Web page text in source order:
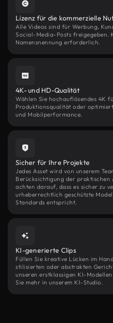
Lizenz für die kommerzielle
Alle Videos sind für Werbung,
Social-Media-Posts freigegeben.
Namensnennung erforderlich.
4K- und HD-Qualität
Wählen Sie hochauflösendes 4K
Produktionsqualität oder
und Mobilperformance.
Sicher für Ihre Projekte
Jedes Asset wird von unserem
Berücksichtigung der
achten darauf, dass es sicher zu
urheberrechtlich geschützte
Standards entspricht.
KI-generierte Clips
Füllen Sie kreative Lücken im
stilisierten oder abstrakten
unseren erstklassigen KI-
Sie mehr in unserem KI-Studio.